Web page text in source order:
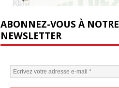
ABONNEZ-VOUS À NOTRE
NEWSLETTER